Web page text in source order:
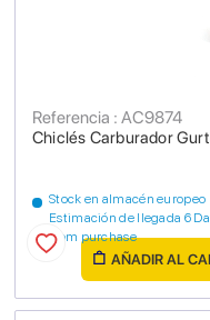
Chiclés Carburador
Referencia : AC9874
Stock en almacén europeo
Estimación de llegada 6
from purchase
AÑADIR AL